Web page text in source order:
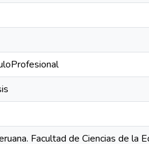
Facultad de Ciencias de la